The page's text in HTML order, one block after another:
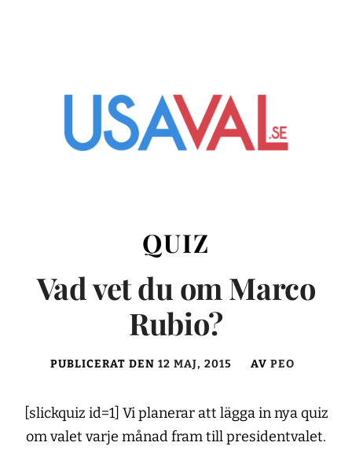
QUIZ
Vad vet du om Marco
Rubio?
PUBLICERAT DEN 12 MAJ, 2015 AV PEO
[slickquiz id=1] Vi planerar att lägga in nya quiz
om valet varje månad fram till presidentvalet.